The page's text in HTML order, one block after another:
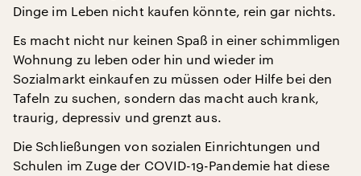
Dinge im Leben nicht kaufen könnte, rein gar nichts.
Es macht nicht nur keinen Spaß in einer schimmligen
Wohnung zu leben oder hin und wieder im
Sozialmarkt einkaufen zu müssen oder Hilfe bei den
Tafeln zu suchen, sondern das macht auch krank,
traurig, depressiv und grenzt aus.
Die Schließungen von sozialen Einrichtungen und
Schulen im Zuge der COVID-19-Pandemie hat diese